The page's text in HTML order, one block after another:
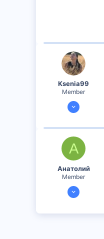
Ksenia99
Member
17 Сен 2025
0
А
Анатолий
Member
21 Дек 2025
0